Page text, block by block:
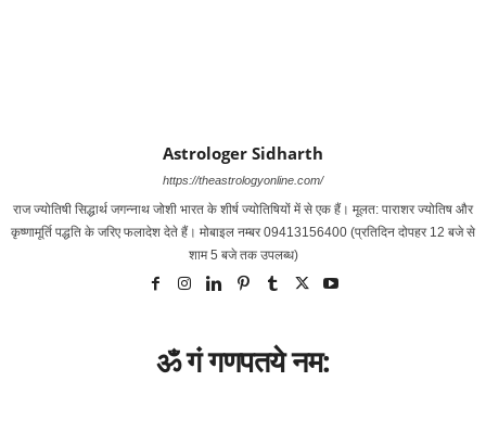
Astrologer Sidharth
https://theastrologyonline.com/
राज ज्‍योतिषी सिद्धार्थ जगन्‍नाथ जोशी भारत के शीर्ष ज्‍योतिषियों में से एक हैं। मूलत: पाराशर ज्‍योतिष और
कृष्‍णामूर्ति पद्धति के जरिए फलादेश देते हैं। मोबाइल नम्‍बर 09413156400 (प्रतिदिन दोपहर 12 बजे से
शाम 5 बजे तक उपलब्‍ध)
ॐ गं गणपतये नम: